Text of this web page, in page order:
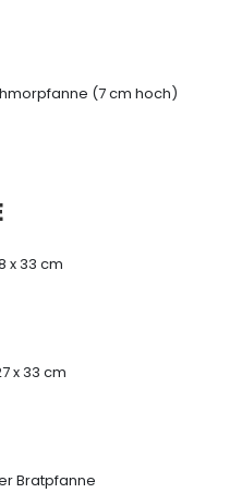
(7 cm hoch)
x 33 cm
x 33 cm
Bratpfanne